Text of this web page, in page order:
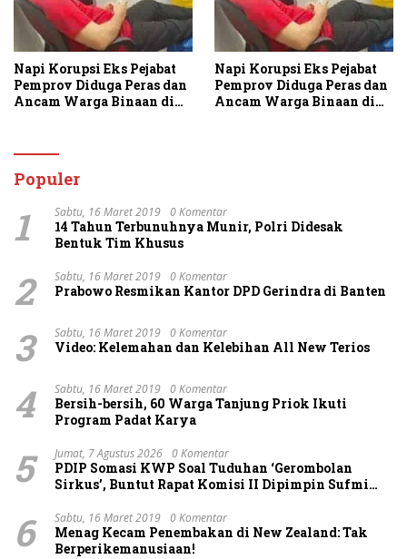
Napi Korupsi Eks Pejabat
Pemprov Diduga Peras dan
Ancam Warga Binaan di
Napi Korupsi Eks Pejabat
Pemprov Diduga Peras dan
Ancam Warga Binaan di
Populer
1 Sabtu, 16 Maret 2019 0 Komentar
14 Tahun Terbunuhnya Munir, Polri Didesak
Bentuk Tim Khusus
2 Sabtu, 16 Maret 2019 0 Komentar
Prabowo Resmikan Kantor DPD Gerindra di Banten
3 Sabtu, 16 Maret 2019 0 Komentar
Video: Kelemahan dan Kelebihan All New Terios
4 Sabtu, 16 Maret 2019 0 Komentar
Bersih-bersih, 60 Warga Tanjung Priok Ikuti
Program Padat Karya
5 Jumat, 7 Agustus 2026 0 Komentar
PDIP Somasi KWP Soal Tuduhan ‘Gerombolan
Sirkus’, Buntut Rapat Komisi II Dipimpin Sufmi
6 Sabtu, 16 Maret 2019 0 Komentar
Menag Kecam Penembakan di New Zealand: Tak
Berperikemanusiaan!